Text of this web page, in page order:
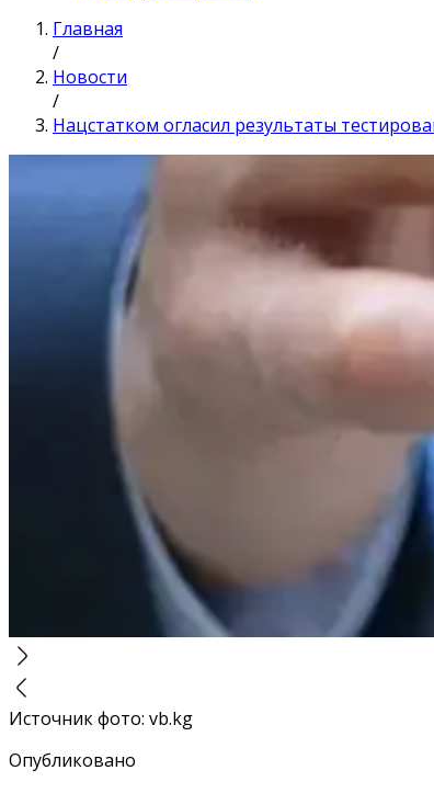
Главная
/
Новости
/
Нацстатком огласил результаты
Источник фото: vb.kg
Опубликовано